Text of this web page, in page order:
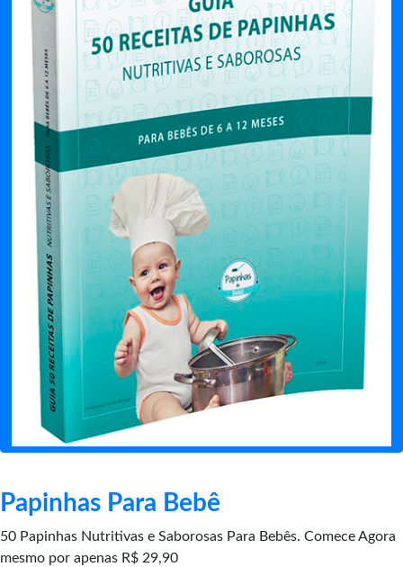
Papinhas Para Bebê
50 Papinhas Nutritivas e Saborosas Para Bebês. Comece Agora
mesmo por apenas R$ 29,90